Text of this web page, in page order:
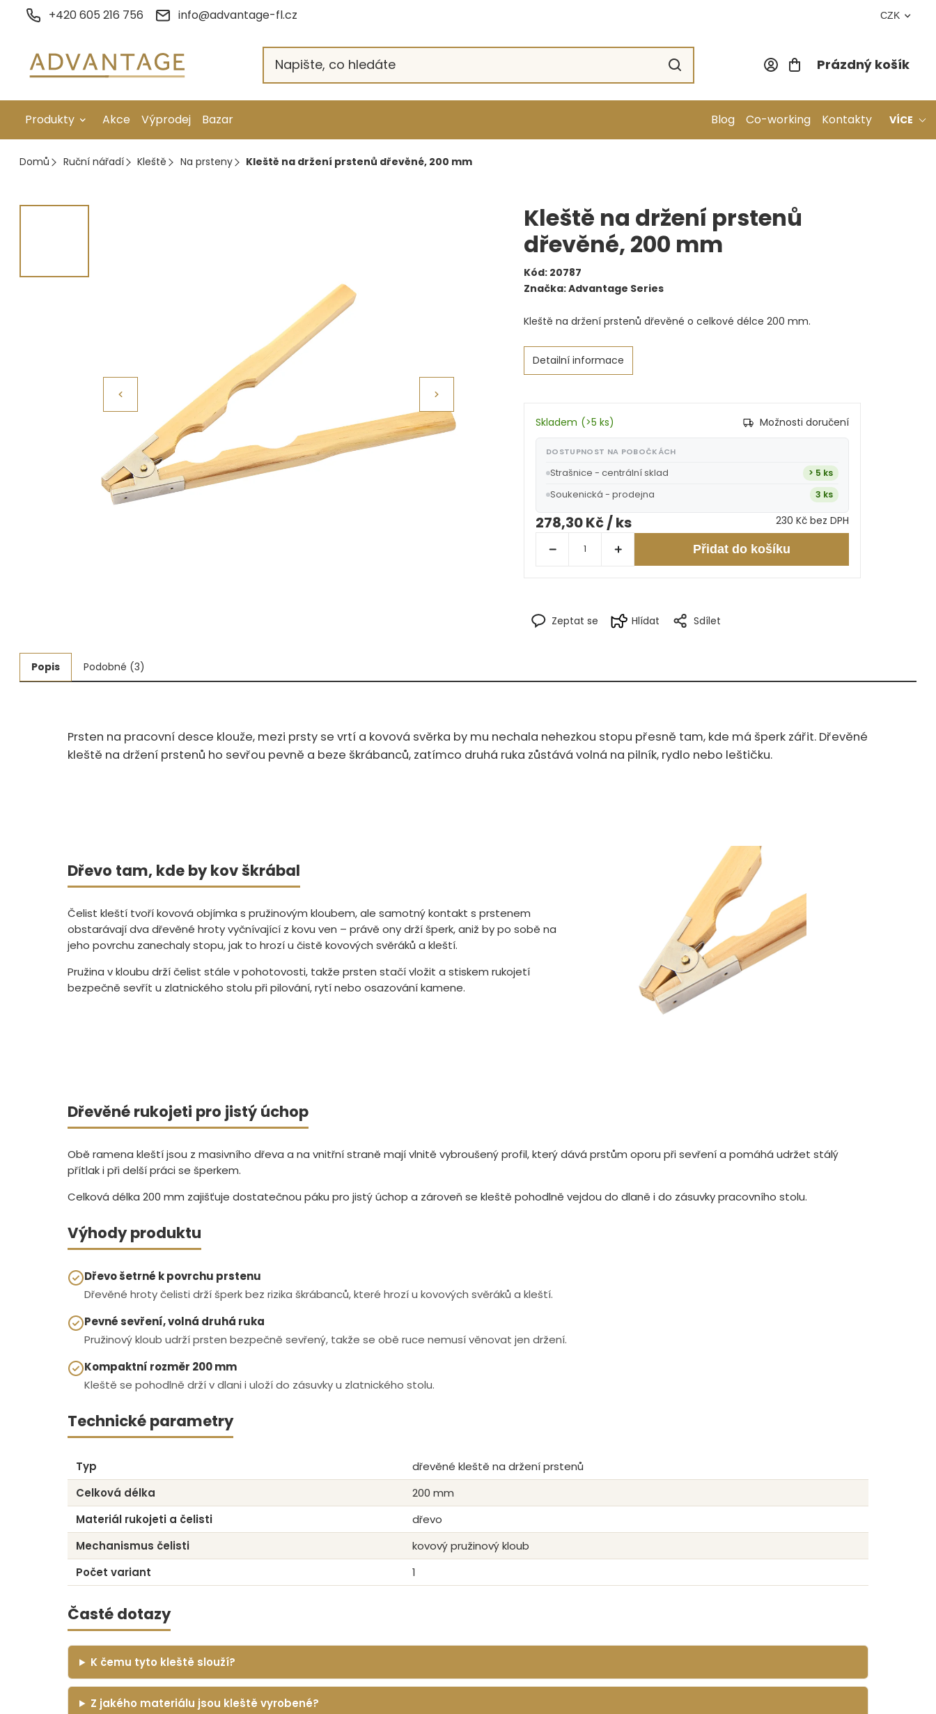
+420 605 216 756 info@advantage-fl.cz CZK
Nákupní
Prázdný košík
Produkty
Galvanické pokovení
Strojní obrábění
Motory, mikromotory, vrtačky
Fasování a gravírování
Tvarování
Lupy a mikroskopy
Akce Výprodej Bazar Blog Co-working Kontakty VÍCE
Domů Ruční nářadí Kleště Na prsteny Kleště na držení prstenů dřevěné, 200 mm
Kleště na držení prstenů
dřevěné, 200 mm
Kód: 20787
Značka:Advantage Series
Kleště na držení prstenů dřevěné o celkové délce 200 mm.
Detailní informace
Zeptat se Hlídat Sdílet
Skladem (>5 ks) Možnosti doručení
DOSTUPNOST NA POBOČKÁCH
Strašnice - centrální sklad > 5 ks
Soukenická - prodejna 3 ks
278,30 Kč/ ks 230 Kč bez DPH
Přidat do košíku
Popis Podobné (3)
Prsten na pracovní desce klouže, mezi prsty se vrtí a kovová svěrka by mu nechala nehezkou stopu přesně tam, kde má šperk zářit. Dřevěné
kleště na držení prstenů ho sevřou pevně a beze škrábanců, zatímco druhá ruka zůstává volná na pilník, rydlo nebo leštičku.
Dřevo tam, kde by kov škrábal
Čelist kleští tvoří kovová objímka s pružinovým kloubem, ale samotný kontakt s prstenem
obstarávají dva dřevěné hroty vyčnívající z kovu ven – právě ony drží šperk, aniž by po sobě na
jeho povrchu zanechaly stopu, jak to hrozí u čistě kovových svěráků a kleští.
Pružina v kloubu drží čelist stále v pohotovosti, takže prsten stačí vložit a stiskem rukojetí
bezpečně sevřít u zlatnického stolu při pilování, rytí nebo osazování kamene.
Dřevěné rukojeti pro jistý úchop
Obě ramena kleští jsou z masivního dřeva a na vnitřní straně mají vlnitě vybroušený profil, který dává prstům oporu při sevření a pomáhá udržet stálý
přítlak i při delší práci se šperkem.
Celková délka 200 mm zajišťuje dostatečnou páku pro jistý úchop a zároveň se kleště pohodlně vejdou do dlaně i do zásuvky pracovního stolu.
Výhody produktu
Dřevo šetrné k povrchu prstenu
Dřevěné hroty čelisti drží šperk bez rizika škrábanců, které hrozí u kovových svěráků a kleští.
Pevné sevření, volná druhá ruka
Pružinový kloub udrží prsten bezpečně sevřený, takže se obě ruce nemusí věnovat jen držení.
Kompaktní rozměr 200 mm
Kleště se pohodlně drží v dlani i uloží do zásuvky u zlatnického stolu.
Technické parametry
Typ
dřevěné kleště na držení prstenů
Celková délka
200 mm
Materiál rukojeti a čelisti
dřevo
Mechanismus čelisti
kovový pružinový kloub
Počet variant
1
Časté dotazy
K čemu tyto kleště slouží?
Z jakého materiálu jsou kleště vyrobené?